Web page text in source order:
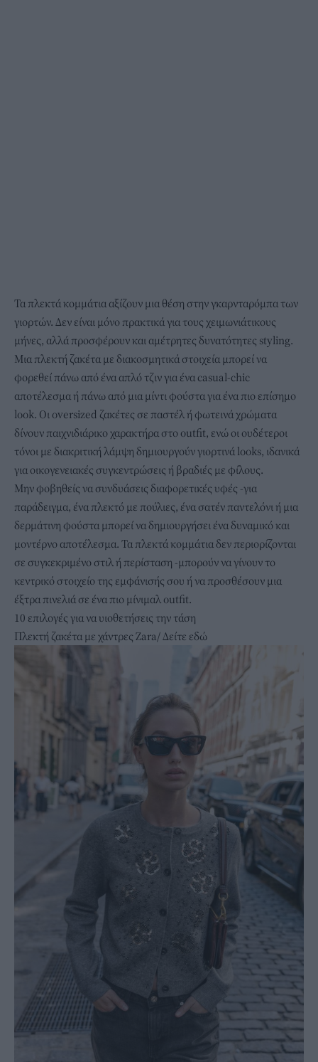
Τα πλεκτά κομμάτια αξίζουν μια θέση στην γκαρνταρόμπα των
γιορτών. Δεν είναι μόνο πρακτικά για τους χειμωνιάτικους
μήνες, αλλά προσφέρουν και αμέτρητες δυνατότητες styling.
Μια πλεκτή ζακέτα με διακοσμητικά στοιχεία μπορεί να
φορεθεί πάνω από ένα απλό τζιν για ένα casual-chic
αποτέλεσμα ή πάνω από μια μίντι φούστα για ένα πιο επίσημο
look. Οι oversized ζακέτες σε παστέλ ή φωτεινά χρώματα
δίνουν παιχνιδιάρικο χαρακτήρα στο outfit, ενώ οι ουδέτεροι
τόνοι με διακριτική λάμψη δημιουργούν γιορτινά looks, ιδανικά
για οικογενειακές συγκεντρώσεις ή βραδιές με φίλους.
Μην φοβηθείς να συνδυάσεις διαφορετικές υφές -για
παράδειγμα, ένα πλεκτό με πούλιες, ένα σατέν παντελόνι ή μια
δερμάτινη φούστα μπορεί να δημιουργήσει ένα δυναμικό και
μοντέρνο αποτέλεσμα. Τα πλεκτά κομμάτια δεν περιορίζονται
σε συγκεκριμένο στιλ ή περίσταση -μπορούν να γίνουν το
κεντρικό στοιχείο της εμφάνισής σου ή να προσθέσουν μια
έξτρα πινελιά σε ένα πιο μίνιμαλ outfit.
10 επιλογές για να υιοθετήσεις την τάση
Πλεκτή ζακέτα με χάντρες Zara/Δείτε εδώ